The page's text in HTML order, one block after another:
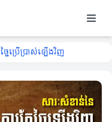
នៃប្រើប្រាស់ឡើងវិញ